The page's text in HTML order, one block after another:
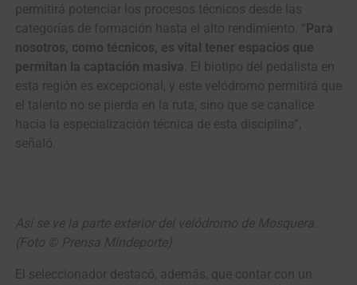
permitirá potenciar los procesos técnicos desde las
categorías de formación hasta el alto rendimiento. “Para
nosotros, como técnicos, es vital tener espacios que
permitan la captación masiva . El biotipo del pedalista en
esta región es excepcional, y este velódromo permitirá que
el talento no se pierda en la ruta, sino que se canalice
hacia la especialización técnica de esta disciplina”,
señaló.
Así se ve la parte exterior del velódromo de Mosquera.
(Foto © Prensa Mindeporte)
El seleccionador destacó, además, que contar con un